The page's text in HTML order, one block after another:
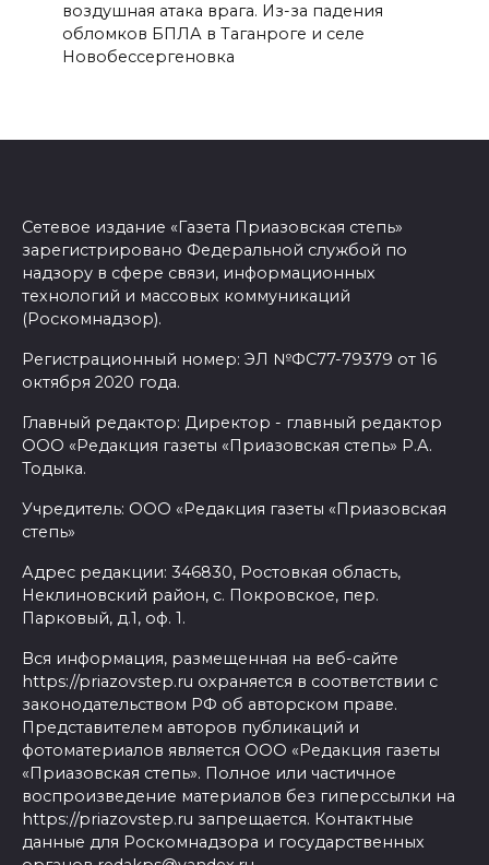
воздушная атака врага. Из-за падения
обломков БПЛА в Таганроге и селе
Новобессергеновка
Сетевое издание «Газета Приазовская степь»
зарегистрировано Федеральной службой по
надзору в сфере связи, информационных
технологий и массовых коммуникаций
(Роскомнадзор).
Регистрационный номер: ЭЛ №ФС77-79379 от 16
октября 2020 года.
Главный редактор: Директор - главный редактор
ООО «Редакция газеты «Приазовская степь» Р.А.
Тодыка.
Учредитель: ООО «Редакция газеты «Приазовская
степь»
Адрес редакции: 346830, Ростовкая область,
Неклиновский район, с. Покровское, пер.
Парковый, д.1, оф. 1.
Вся информация, размещенная на веб-сайте
https://priazovstep.ru охраняется в соответствии с
законодательством РФ об авторском праве.
Представителем авторов публикаций и
фотоматериалов является ООО «Редакция газеты
«Приазовская степь». Полное или частичное
воспроизведение материалов без гиперссылки на
https://priazovstep.ru запрещается. Контактные
данные для Роскомнадзора и государственных